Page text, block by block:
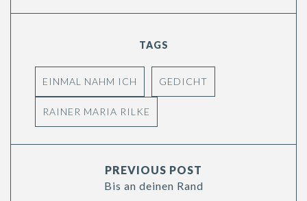
TAGS
EINMAL NAHM ICH GEDICHT
RAINER MARIA RILKE
PREVIOUS POST
Bis an deinen Rand